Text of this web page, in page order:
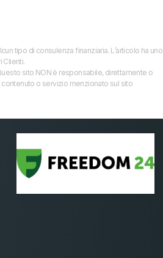
tipo di consulenza finanziaria. L’articolo ha uno
Clienti.
sito NON è responsabile, direttamente o
o servizio menzionato sul sito